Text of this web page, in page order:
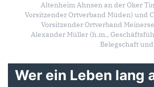
Altenheim Ahnsen an der Oker
Vorsitzender Ortverband Müden) und
Vorsitzender Ortverband
Alexander Müller (h.m.,
Belegschaft
Wer ein Leben lang